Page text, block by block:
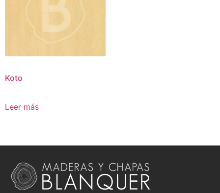
Koto
Leer más